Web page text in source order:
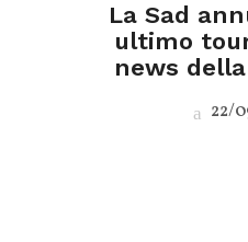
La Sad
ultimo
news
22/